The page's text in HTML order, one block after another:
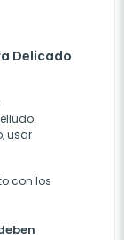
Delicado
usar
con los